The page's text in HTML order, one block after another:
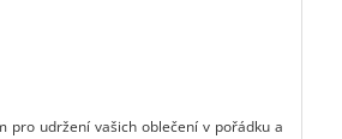
pro udržení vašich oblečení v pořádku a